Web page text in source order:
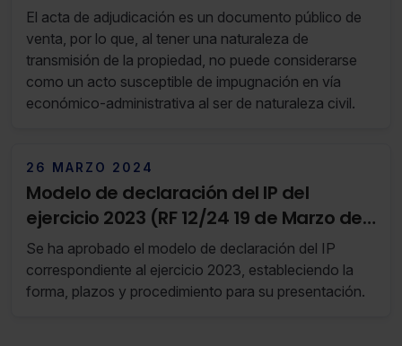
El acta de adjudicación es un documento público de
venta, por lo que, al tener una naturaleza de
transmisión de la propiedad, no puede considerarse
como un acto susceptible de impugnación en vía
económico-administrativa al ser de naturaleza civil.
26 MARZO 2024
Modelo de declaración del IP del
ejercicio 2023 (RF 12/24 19 de Marzo de
2024 al 25 de Marzo de 2024)
Se ha aprobado el modelo de declaración del IP
correspondiente al ejercicio 2023, estableciendo la
forma, plazos y procedimiento para su presentación.